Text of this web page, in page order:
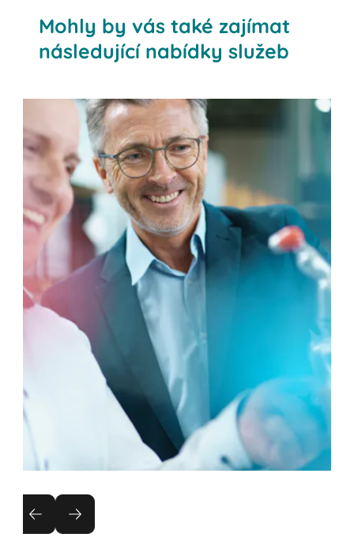
Mohly by vás také zajímat
následující nabídky služeb
Analýza a plánování projektu